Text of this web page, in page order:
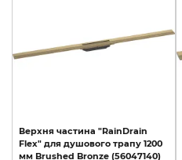
Верхня частина "RainDrain
Flex" для душового трапу 1200
мм Brushed Bronze (56047140)